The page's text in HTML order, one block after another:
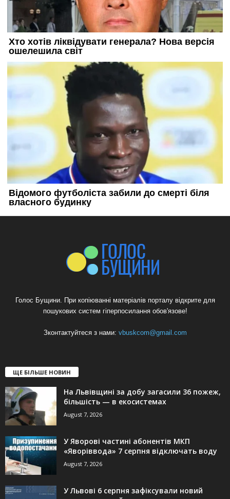
Голос Бущини. При копіюванні матеріалів порталу відкрите для
пошукових систем гіперпосилання обов'язове!
Зконтактуйтеся з нами: vbuskcom@gmail.com
ЩЕ БІЛЬШЕ НОВИН
На Львівщині за добу загасили 36 пожеж,
більшість — в екосистемах
August 7, 2026
У Яворові частині абонентів МКП
«Яворіввода» 7 серпня відключать воду
August 7, 2026
У Львові 6 серпня зафіксували новий